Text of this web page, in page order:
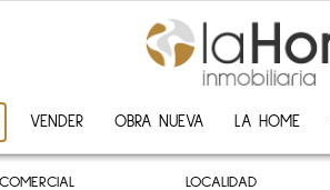
VENDER OBRA NUEVA LA HOME